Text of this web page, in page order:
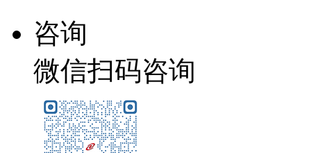
咨询
微信扫码咨询